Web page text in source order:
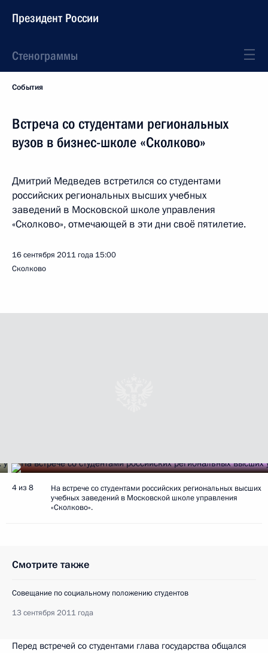
Президент России
Стенограммы
События
Встреча со студентами региональных
вузов в бизнес-школе «Сколково»
Дмитрий Медведев встретился со студентами
российских региональных высших учебных
заведений в Московской школе управления
«Сколково», отмечающей в эти дни своё пятилетие.
16 сентября 2011 года 15:00
Сколково
4 из 8
На встрече со студентами российских региональных высших
учебных заведений в Московской школе управления
«Сколково».
Смотрите также
Совещание по социальному положению студентов
13 сентября 2011 года
Перед встречей со студентами глава государства общался